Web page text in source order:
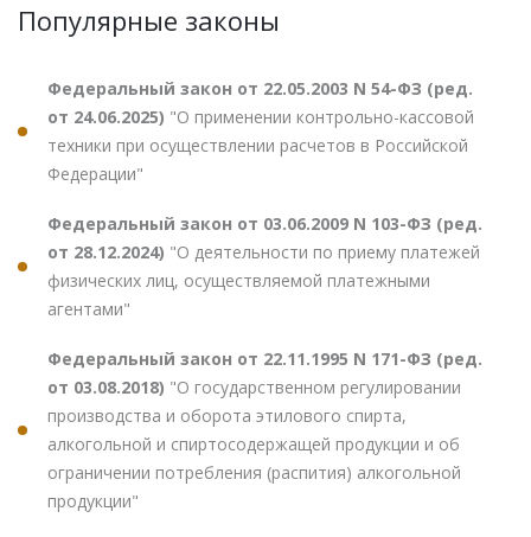
Популярные законы
Федеральный закон от 22.05.2003 N 54-ФЗ (ред.
от 24.06.2025) "О применении контрольно-кассовой
техники при осуществлении расчетов в Российской
Федерации"
Федеральный закон от 03.06.2009 N 103-ФЗ (ред.
от 28.12.2024) "О деятельности по приему платежей
физических лиц, осуществляемой платежными
агентами"
Федеральный закон от 22.11.1995 N 171-ФЗ (ред.
от 03.08.2018) "О государственном регулировании
производства и оборота этилового спирта,
алкогольной и спиртосодержащей продукции и об
ограничении потребления (распития) алкогольной
продукции"